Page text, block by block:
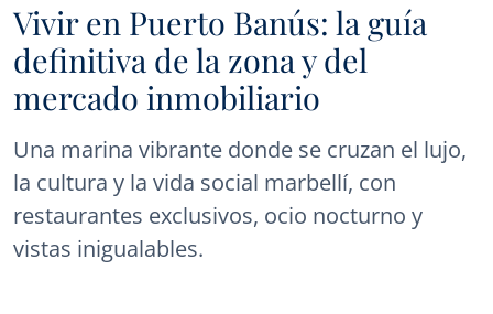
Vivir en Puerto Banús: la guía
definitiva de la zona y del
mercado inmobiliario
Una marina vibrante donde se cruzan el lujo,
la cultura y la vida social marbellí, con
restaurantes exclusivos, ocio nocturno y
vistas inigualables.